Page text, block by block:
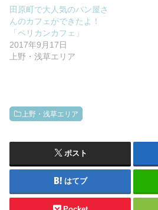
田原町で大人気のパン屋さ
んのカフェができたよ！
「ペリカンカフェ」
2017年9月17日
上野・浅草エリア
上野・浅草エリア
ポスト
はてブ